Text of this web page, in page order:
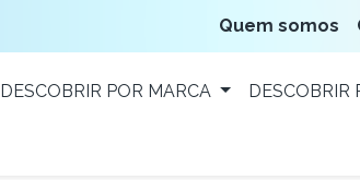
Quem somos
DESCOBRIR POR MARCA DESCOBRIR